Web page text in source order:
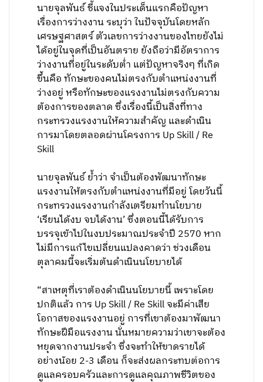
นายจุลพันธ์ ชี้แจงในประเด็นแรกคือปัญหา
เรื่องการว่างงาน ระบุว่า ในปัจจุบันโดยหลัก
เศรษฐศาสตร์ ตัวเลขการว่างงานของไทยยังไม่
ได้อยู่ในจุดที่เป็นอันตราย ยังถือว่ามีอัตราการ
ว่างงานที่อยู่ในระดับต่ำ แต่ปัญหาจริงๆ ที่เกิด
ขึ้นคือ ทักษะของคนไม่ตรงกับตำแหน่งงานที่
ว่างอยู่ หรือทักษะของแรงงานไม่ตรงกับความ
ต้องการของตลาด ซึ่งเรื่องนี้เป็นสิ่งที่ทาง
กระทรวงแรงงานให้ความสำคัญ และดำเนิน
การมาโดยตลอดผ่านโครงการ Up Skill / Re
Skill
นายจุลพันธ์ ย้ำว่า จำเป็นต้องพัฒนาทักษะ
แรงงานให้ตรงกับตำแหน่งงานที่มีอยู่ โดยวันนี้
กระทรวงแรงงานกำลังเตรียมทำนโยบาย
‘เรียนได้งบ จบได้งาน’ ซึ่งตอนนี้ได้รับการ
บรรจุเข้าไปในงบประมาณประจำปี 2570 หาก
ไม่มีการแก้ไขเปลี่ยนแปลงคาดว่า ช่วงเดือน
ตุลาคมนี้จะเริ่มต้นดำเนินนโยบายได้
“สาเหตุที่เราต้องดำเนินนโยบายนี้ เพราะโดย
ปกติแล้ว การ Up Skill / Re Skill จะมีค่าเสีย
โอกาสของแรงงานอยู่ การที่เขาต้องมาพัฒนา
ทักษะฝีมือแรงงาน นั่นหมายความว่าเขาจะต้อง
หยุดจากงานประจำ ซึ่งจะทำให้ขาดรายได้
อย่างน้อย 2-3 เดือน ก็จะส่งผลกระทบต่อการ
ดูแลครอบครัวและการดูแลคุณภาพชีวิตของ